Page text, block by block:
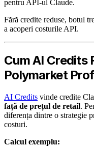
pentru API-ul Claude.
Fără credite reduse, botul
a acoperi costurile API.
Cum AI Credits
Polymarket
AI Credits vinde credite
față de prețul de retail.
diferența dintre o strategie
costuri.
Calcul exemplu: